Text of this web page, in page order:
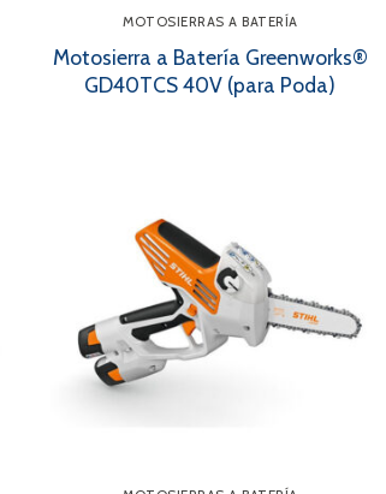
MOTOSIERRAS A BATERÍA
Motosierra a Batería Greenworks®
GD40TCS 40V (para Poda)